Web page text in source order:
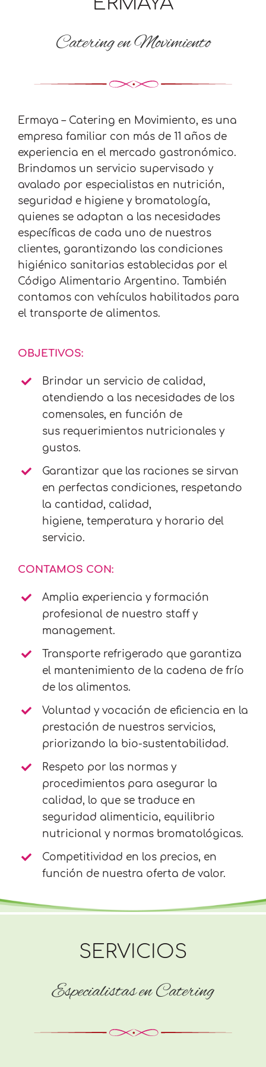
Catering en Movimiento
Ermaya – Catering en Movimiento, es una
empresa familiar con más de 11 años de
experiencia en el mercado gastronómico.
Brindamos un servicio supervisado y
avalado por especialistas en nutrición,
seguridad e higiene y bromatología,
quienes se adaptan a las necesidades
específicas de cada uno de nuestros
clientes, garantizando las condiciones
higiénico sanitarias establecidas por el
Código Alimentario Argentino. También
contamos con vehículos habilitados para
el transporte de alimentos.
OBJETIVOS:
Brindar un servicio de calidad,
atendiendo a las necesidades de los
comensales, en función de
sus requerimientos nutricionales y
gustos.
Garantizar que las raciones se sirvan
en perfectas condiciones, respetando
la cantidad, calidad,
higiene, temperatura y horario del
servicio.
CONTAMOS CON:
Amplia experiencia y formación
profesional de nuestro staff y
management.
Transporte refrigerado que garantiza
el mantenimiento de la cadena de frío
de los alimentos.
Voluntad y vocación de eficiencia en la
prestación de nuestros servicios,
priorizando la bio-sustentabilidad.
Respeto por las normas y
procedimientos para asegurar la
calidad, lo que se traduce en
seguridad alimenticia, equilibrio
nutricional y normas bromatológicas.
Competitividad en los precios, en
función de nuestra oferta de valor.
SERVICIOS
Especialistas en Catering